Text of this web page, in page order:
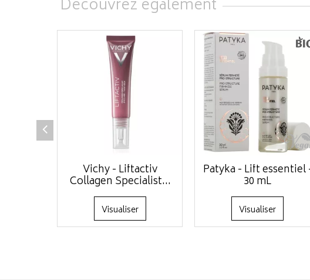
Découvrez également
Vichy - Liftactiv
Collagen Specialist...
Visualiser
Patyka - Lift essentiel
30 mL
Visualiser